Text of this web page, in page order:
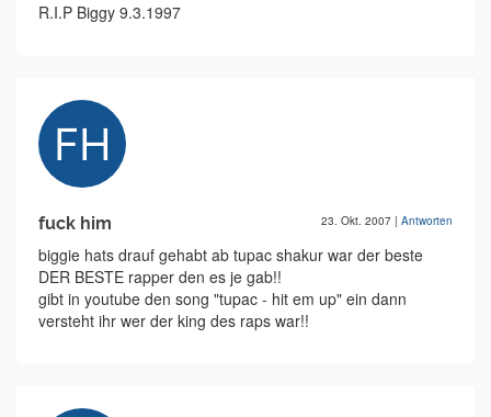
R.I.P Biggy 9.3.1997
fuck him 23. Okt. 2007 | Antworten
biggie hats drauf gehabt ab tupac shakur war der beste
DER BESTE rapper den es je gab!!
gibt in youtube den song "tupac - hit em up" ein dann
versteht ihr wer der king des raps war!!